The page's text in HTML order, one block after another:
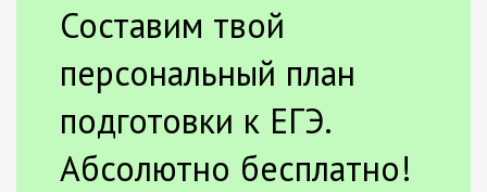
Составим твой
персональный план
подготовки к ЕГЭ.
Абсолютно бесплатно!